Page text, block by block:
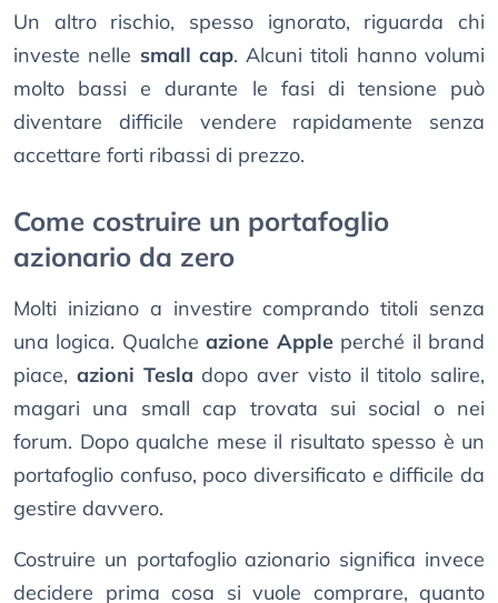
Un altro rischio, spesso ignorato, riguarda chi
investe nelle small cap. Alcuni titoli hanno volumi
molto bassi e durante le fasi di tensione può
diventare difficile vendere rapidamente senza
accettare forti ribassi di prezzo.
Come costruire un portafoglio
azionario da zero
Molti iniziano a investire comprando titoli senza
una logica. Qualcheazione Appleperché il brand
piace, azioni Tesla dopo aver visto il titolo salire,
magari una small cap trovata sui social o nei
forum. Dopo qualche mese il risultato spesso è un
portafoglio confuso, poco diversificato e difficile da
gestire davvero.
Costruire un portafoglio azionario significa invece
decidere prima cosa si vuole comprare, quanto